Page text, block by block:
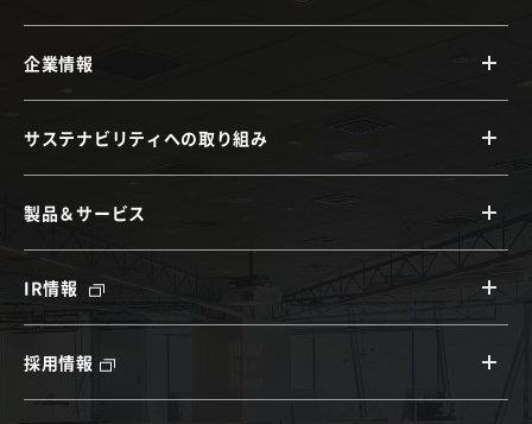
企業情報
サステナビリティへの取り組み
製品＆サービス
IR情報
採用情報